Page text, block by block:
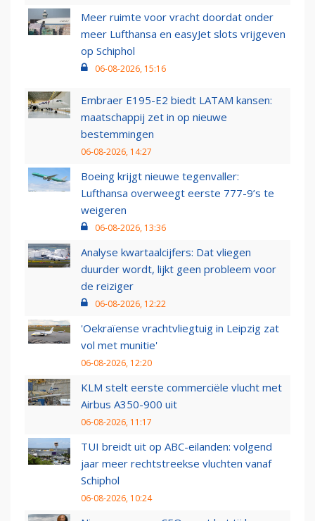
Meer ruimte voor vracht doordat onder
meer Lufthansa en easyJet slots vrijgeven
op Schiphol
06-08-2026, 15:16
Embraer E195-E2 biedt LATAM kansen:
maatschappij zet in op nieuwe
bestemmingen
06-08-2026, 14:27
Boeing krijgt nieuwe tegenvaller:
Lufthansa overweegt eerste 777-9’s te
weigeren
06-08-2026, 13:36
Analyse kwartaalcijfers: Dat vliegen
duurder wordt, lijkt geen probleem voor
de reiziger
06-08-2026, 12:22
'Oekraïense vrachtvliegtuig in Leipzig zat
vol met munitie'
06-08-2026, 12:20
KLM stelt eerste commerciële vlucht met
Airbus A350-900 uit
06-08-2026, 11:17
TUI breidt uit op ABC-eilanden: volgend
jaar meer rechtstreekse vluchten vanaf
Schiphol
06-08-2026, 10:24